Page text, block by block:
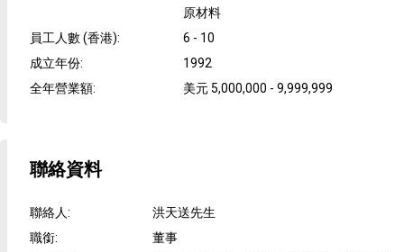
原材料
員工人數 (香港):
6 - 10
成立年份:
1992
全年營業額: 美元 5,000,000 - 9,999,999
聯絡資料
聯絡人:
洪天送先生
職銜:
董事